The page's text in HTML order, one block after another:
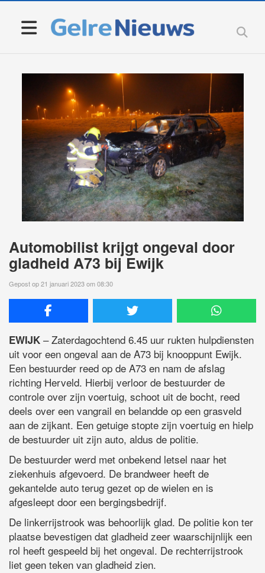
Automobilist krijgt ongeval door
gladheid A73 bij Ewijk
Gepost op 21 januari 2023 om 08:30
EWIJK – Zaterdagochtend 6.45 uur rukten hulpdiensten
uit voor een ongeval aan de A73 bij knooppunt Ewijk.
Een bestuurder reed op de A73 en nam de afslag
richting Herveld. Hierbij verloor de bestuurder de
controle over zijn voertuig, schoot uit de bocht, reed
deels over een vangrail en belandde op een grasveld
aan de zijkant. Een getuige stopte zijn voertuig en hielp
de bestuurder uit zijn auto, aldus de politie.
De bestuurder werd met onbekend letsel naar het
ziekenhuis afgevoerd. De brandweer heeft de
gekantelde auto terug gezet op de wielen en is
afgesleept door een bergingsbedrijf.
De linkerrijstrook was behoorlijk glad. De politie kon ter
plaatse bevestigen dat gladheid zeer waarschijnlijk een
rol heeft gespeeld bij het ongeval. De rechterrijstrook
liet geen teken van gladheid zien.